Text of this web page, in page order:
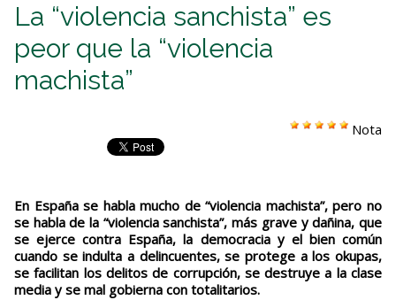
La “violencia sanchista” es
peor que la “violencia
machista”
Nota
En España se habla mucho de “violencia machista”, pero no
se habla de la “violencia sanchista”, más grave y dañina, que
se ejerce contra España, la democracia y el bien común
cuando se indulta a delincuentes, se protege a los okupas,
se facilitan los delitos de corrupción, se destruye a la clase
media y se mal gobierna con totalitarios.